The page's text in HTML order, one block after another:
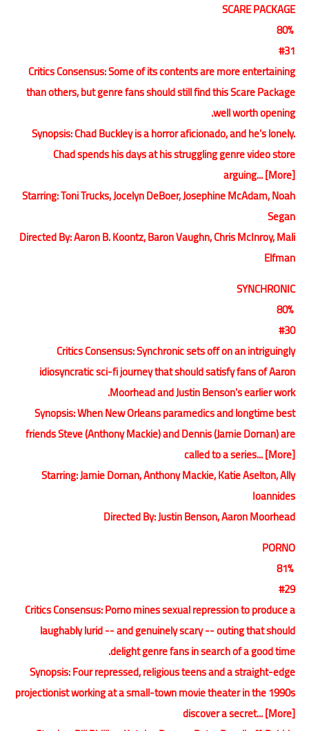
SCARE PACKAGE
80%
#31
Critics Consensus: Some of its contents are more entertaining
than others, but genre fans should still find this Scare Package
well worth opening.
Synopsis: Chad Buckley is a horror aficionado, and he's lonely.
Chad spends his days at his struggling genre video store
arguing... [More]
Starring: Toni Trucks, Jocelyn DeBoer, Josephine McAdam, Noah
Segan
Directed By: Aaron B. Koontz, Baron Vaughn, Chris McInroy, Mali
Elfman
SYNCHRONIC
80%
#30
Critics Consensus: Synchronic sets off on an intriguingly
idiosyncratic sci-fi journey that should satisfy fans of Aaron
Moorhead and Justin Benson's earlier work.
Synopsis: When New Orleans paramedics and longtime best
friends Steve (Anthony Mackie) and Dennis (Jamie Dornan) are
called to a series... [More]
Starring: Jamie Dornan, Anthony Mackie, Katie Aselton, Ally
Ioannides
Directed By: Justin Benson, Aaron Moorhead
PORNO
81%
#29
Critics Consensus: Porno mines sexual repression to produce a
laughably lurid -- and genuinely scary -- outing that should
delight genre fans in search of a good time.
Synopsis: Four repressed, religious teens and a straight-edge
projectionist working at a small-town movie theater in the 1990s
discover a secret... [More]